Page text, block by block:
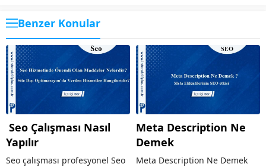
Benzer Konular
Seo Çalışması Nasıl
Yapılır
Seo çalışması profesyonel Seo
Meta Description Ne
Demek
Meta Description Ne Demek